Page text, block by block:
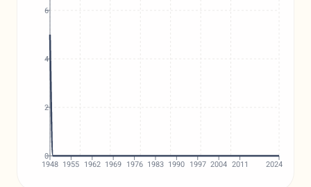
1948 1955 1962 1969 1976 1983 1990 1997 2004 2011 2024
0
2
4
6